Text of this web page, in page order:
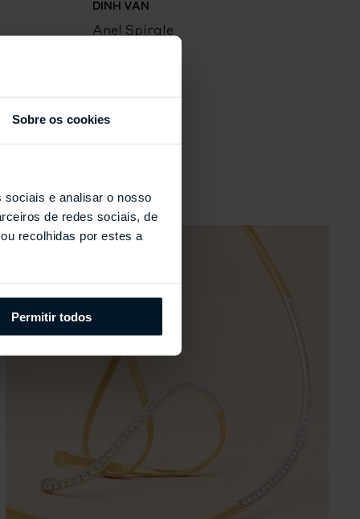
Sobre os cookies
sociais e analisar o nosso
de redes sociais, de
recolhidas por estes a
Permitir todos
DINH VAN
Anel Spirale